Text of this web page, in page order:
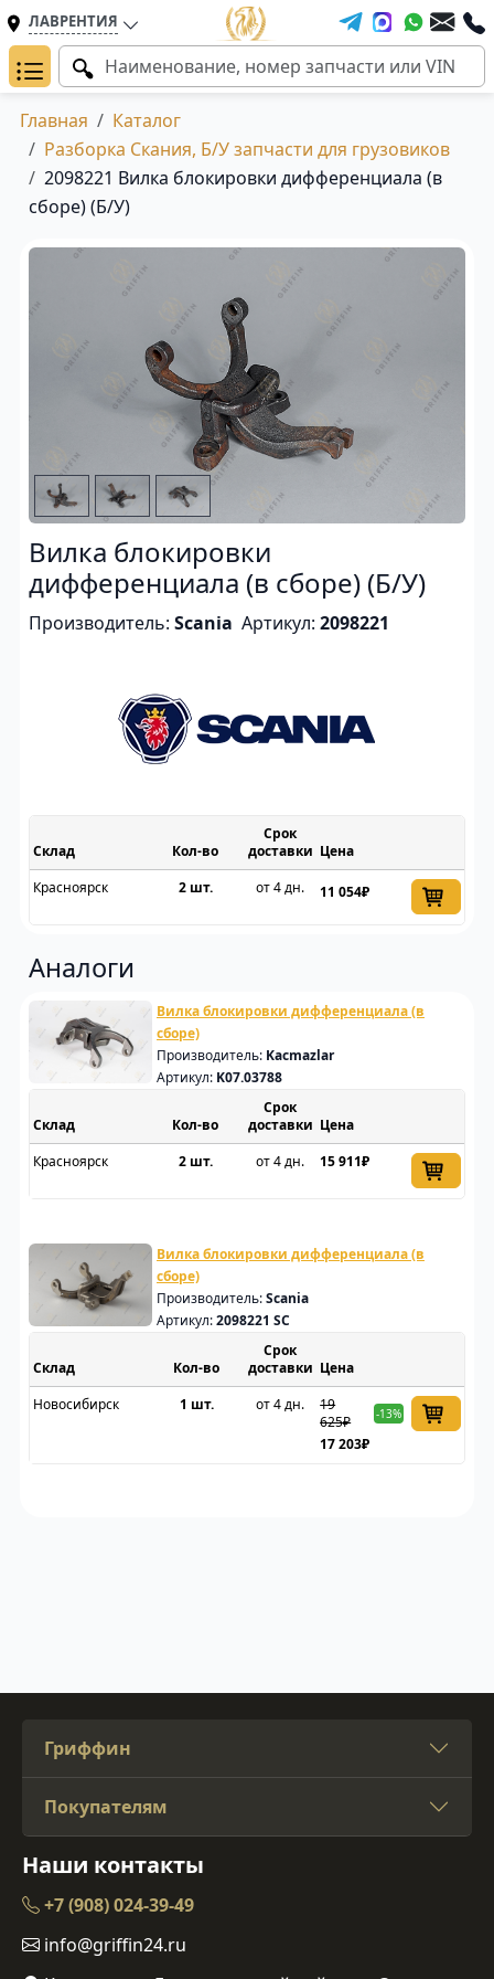
ЛАВРЕНТИЯ
Главная
Каталог
Разборка Скания, Б/У запчасти для грузовиков
2098221 Вилка блокировки дифференциала (в
сборе) (Б/У)
Вилка блокировки
дифференциала (в сборе) (Б/У)
Производитель: Scania Артикул: 2098221
Склад
Срок
доставки Цена
Красноярск
2 шт. от 4 дн. 11 054₽
Аналоги
Вилка блокировки дифференциала (в
сборе)
Производитель: Kacmazlar
Артикул: K07.03788
Склад
Срок
доставки Цена
Красноярск
2 шт. от 4 дн. 15 911₽
Вилка блокировки дифференциала (в
сборе)
Производитель:Scania
Артикул:2098221 SC
Склад
Срок
доставки Цена
Новосибирск
1 шт. от 4 дн.
19
625₽
-13%
17 203₽
Гриффин
Покупателям
Наши контакты
+7 (908) 024-39-49
info@griffin24.ru